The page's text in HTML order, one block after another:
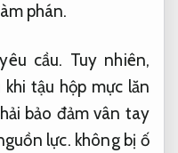
phán.
cầu. Tuy nhiên,
khi tậu hộp mực lăn
bảo đảm vân tay
lực. không bị ố